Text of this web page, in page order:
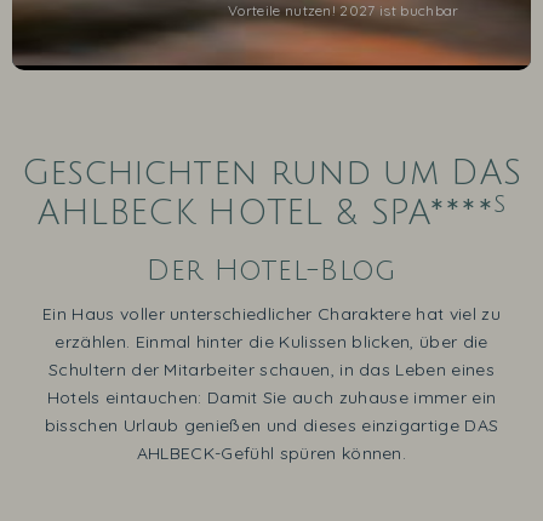
Vorteile nutzen! 2027 ist buchbar
Geschichten rund um DAS
AHLBECK HOTEL & SPA****s
Der Hotel-Blog
Ein Haus voller unterschiedlicher Charaktere hat viel zu
erzählen. Einmal hinter die Kulissen blicken, über die
Schultern der Mitarbeiter schauen, in das Leben eines
Hotels eintauchen: Damit Sie auch zuhause immer ein
bisschen Urlaub genießen und dieses einzigartige DAS
AHLBECK-Gefühl spüren können.